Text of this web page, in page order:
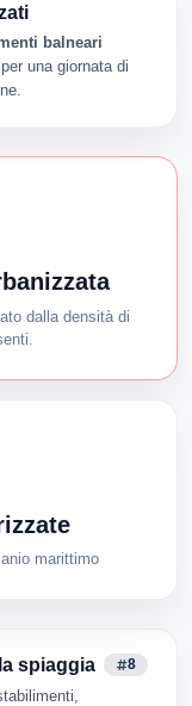
balneari
una giornata di
dalla densità di
marittimo
spiaggia 8